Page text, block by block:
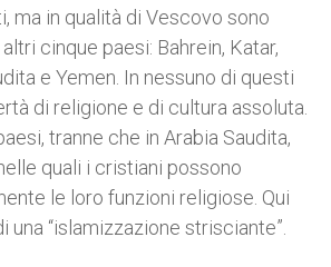
ma in qualità di Vescovo sono
cinque paesi: Bahrein, Katar,
e Yemen. In nessuno di questi
di religione e di cultura assoluta.
tranne che in Arabia Saudita,
quali i cristiani possono
le loro funzioni religiose. Qui
una “islamizzazione strisciante”.